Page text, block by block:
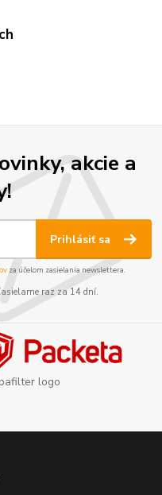
akcie a
Prihlásiť sa
za účelom zasielania newslettera.
raz za 14 dní.